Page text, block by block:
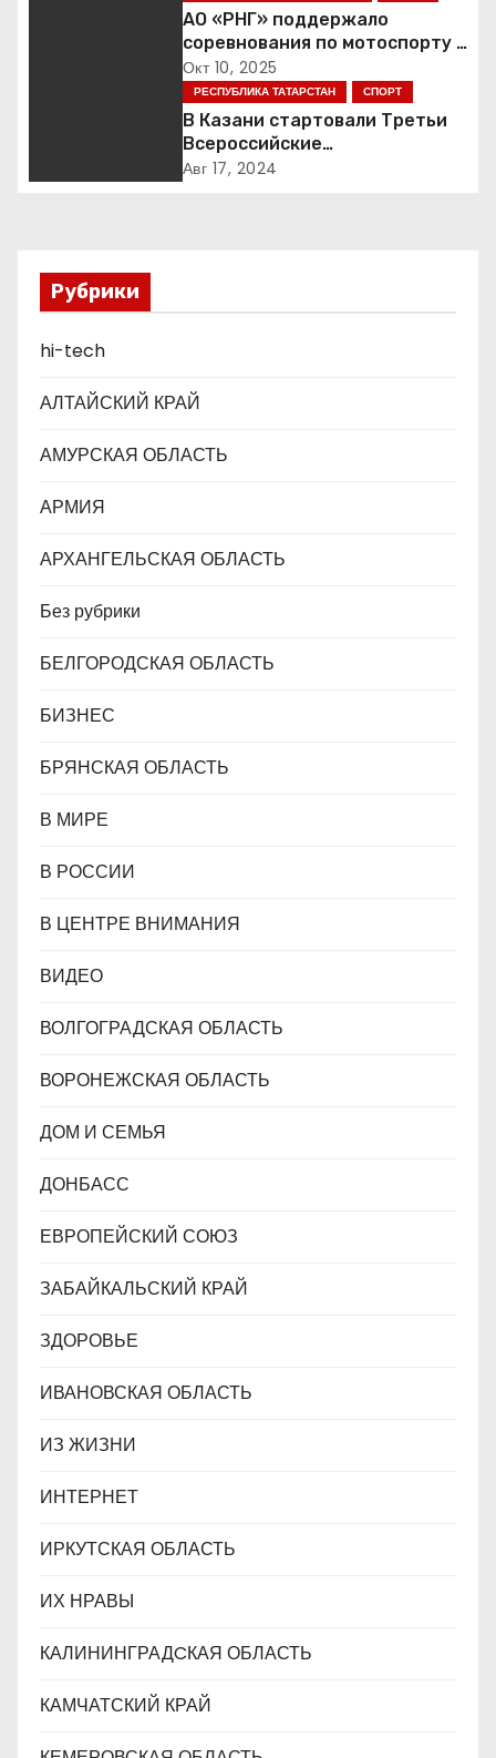
п
м
АО «РНГ» поддержало
соревнования по мотоспорту в
Якутии
Окт 10, 2025
РЕСПУБЛИКА ТАТАРСТАН СПОРТ
В Казани стартовали Третьи
Всероссийские
Трансплантационные Игры
Авг 17, 2024
Рубрики
hi-tech
АЛТАЙСКИЙ КРАЙ
АМУРСКАЯ ОБЛАСТЬ
АРМИЯ
АРХАНГЕЛЬСКАЯ ОБЛАСТЬ
Без рубрики
БЕЛГОРОДСКАЯ ОБЛАСТЬ
БИЗНЕС
БРЯНСКАЯ ОБЛАСТЬ
В МИРЕ
В РОССИИ
В ЦЕНТРЕ ВНИМАНИЯ
ВИДЕО
ВОЛГОГРАДСКАЯ ОБЛАСТЬ
ВОРОНЕЖСКАЯ ОБЛАСТЬ
ДОМ И СЕМЬЯ
ДОНБАСС
ЕВРОПЕЙСКИЙ СОЮЗ
ЗАБАЙКАЛЬСКИЙ КРАЙ
ЗДОРОВЬЕ
ИВАНОВСКАЯ ОБЛАСТЬ
ИЗ ЖИЗНИ
ИНТЕРНЕТ
ИРКУТСКАЯ ОБЛАСТЬ
ИХ НРАВЫ
КАЛИНИНГРАДCКАЯ ОБЛАСТЬ
КАМЧАТСКИЙ КРАЙ